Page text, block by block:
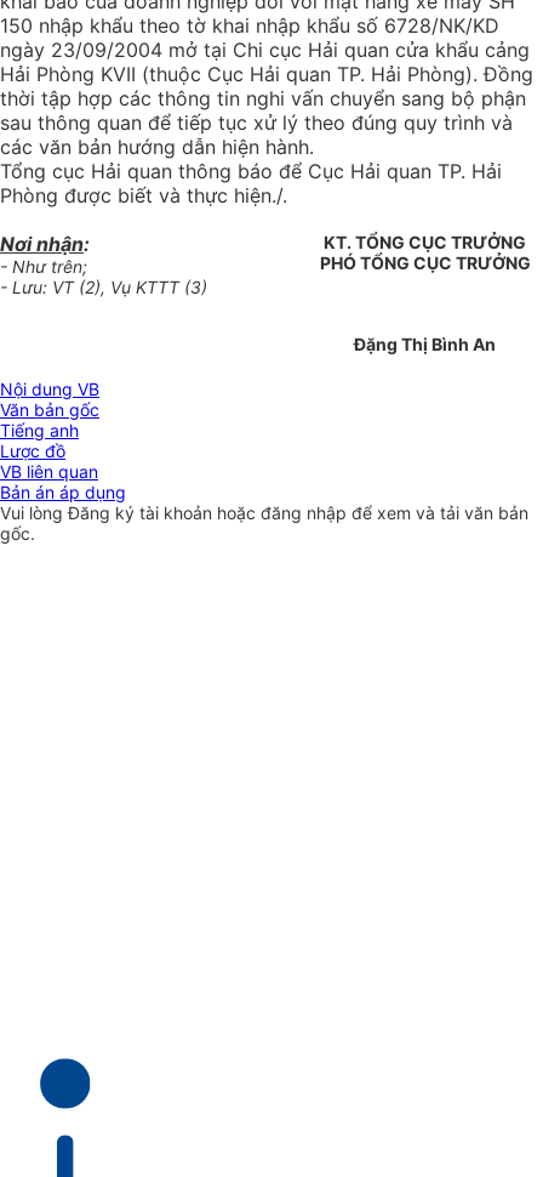
150 nhập khẩu theo tờ khai nhập khẩu số 6728/NK/KD
ngày 23/09/2004 mở tại Chi cục Hải quan cửa khẩu cảng
Hải Phòng KVII (thuộc Cục Hải quan TP. Hải Phòng). Đồng
thời tập hợp các thông tin nghi vấn chuyển sang bộ phận
sau thông quan để tiếp tục xử lý theo đúng quy trình và
các văn bản hướng dẫn hiện hành.
Tổng cục Hải quan thông báo để Cục Hải quan TP. Hải
Phòng được biết và thực hiện./.
Nơi nhận:
- Như trên;
- Lưu: VT (2), Vụ KTTT (3)
KT. TỔNG CỤC TRƯỞNG
PHÓ TỔNG CỤC TRƯỞNG
Đặng Thị Bình An
Nội dung VB
Văn bản gốc
Tiếng anh
Lược đồ
VB liên quan
Bản án áp dụng
Vui lòngĐăng ký tài khoản hoặc đăng nhập để xem và tải văn bản
gốc.